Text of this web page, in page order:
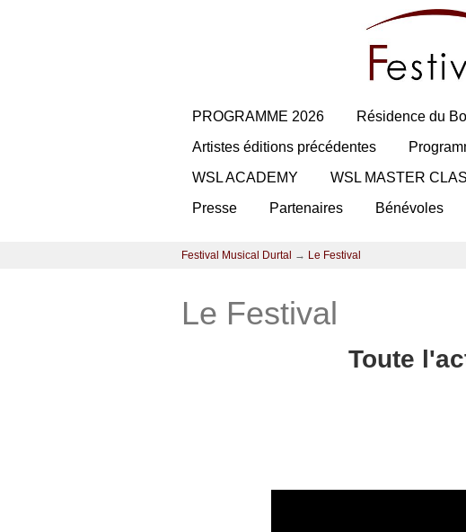
PROGRAMME 2026 Résidence du
Artistes éditions précédentes
WSL ACADEMY
WSL MASTER
Presse
Partenaires Bénévoles
Festival Musical Durtal → Le Festival
Le Festival
Toute